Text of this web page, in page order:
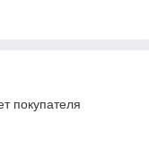
покупателя